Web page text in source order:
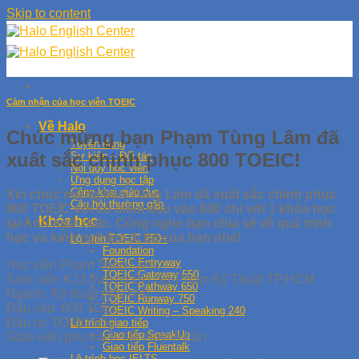
Skip to content
Về Halo
Tuyển dụng
Sự kiện – Đối tác
Nội quy học viên
Ứng dụng học tập
Công khai giáo dục
Câu hỏi thường gặp
Khóa học
Lộ trình TOEIC 750+
Foundation
TOEIC Entryway
TOEIC Gateway 550
TOEIC Pathway 650
TOEIC Runway 750
TOEIC Writing – Speaking 240
Lộ trình giao tiếp
Giao tiếp SpeakUp
Giao tiếp Fluentalk
Cảm nhận của học viên TOEIC
Chúc mừng bạn Phạm Tùng Lâm đã
xuất sắc chinh phục 800 TOEIC!
Xin chúc mừng bạn Tùng Lâm đã xuất sắc chinh phục
800 TOEIC với số điểm đầu vào 600 chỉ với 1 khóa học
tại Anh ngữ Halo. Cùng nghe bạn chia sẻ về quá trình
học và kinh nghiệm đi thi của bạn nhé!
Học viên Phạm Tùng Lâm
Sinh viên K23 trường ĐH Sư Phạm Kỹ Thuật TP.HCM
Ngành: Kỹ thuật máy tính.
Đầu vào: 600 TOEIC
Đầu ra: TOEIC 800
Giáo viên phụ trách: Mr. Huỳnh Lân